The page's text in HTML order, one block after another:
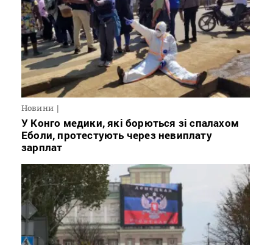
Новини
У Конго медики, які борються зі спалахом
Еболи, протестують через невиплату
зарплат